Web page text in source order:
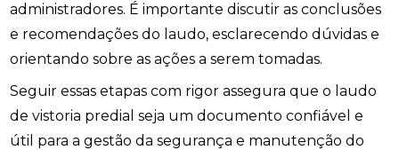
administradores. É importante discutir as conclusões
e recomendações do laudo, esclarecendo dúvidas e
orientando sobre as ações a serem tomadas.
Seguir essas etapas com rigor assegura que o laudo
de vistoria predial seja um documento confiável e
útil para a gestão da segurança e manutenção do